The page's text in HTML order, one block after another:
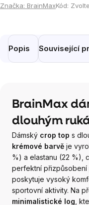
Značka: BrainMaxKód:
Popis Související
BrainMax
dlouhým
Dámský crop top s
krémové barvě je
%) a elastanu (22 %),
perfektní přizpůsobení
poskytuje vysoký
sportovní aktivity. Na
minimalistické log ,